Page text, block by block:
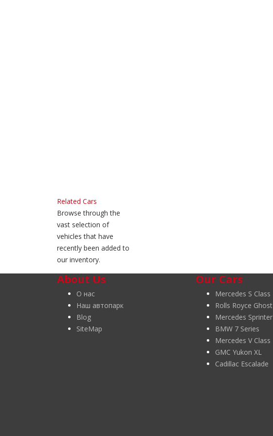
Related Cars
Browse through the
vast selection of
vehicles that have
recently been added to
our inventory.
About Us
О нас
Наш автопарк
Blog
SiteMap
Our Cars
Mercedes S Class
Rolls Royce Ghost
Mercedes Sprinter
BMW 7 Series
Mercedes V Class
GMC Yukon XL
Cadillac Escalade